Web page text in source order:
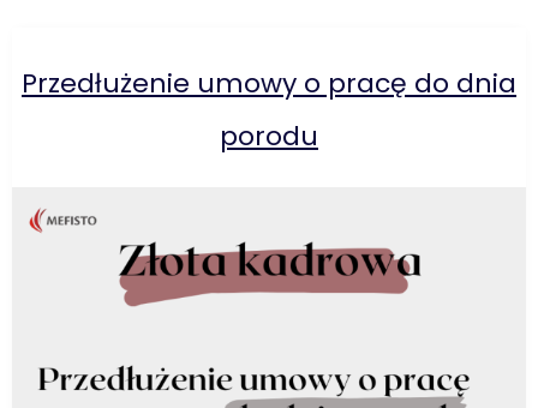
Przedłużenie umowy o pracę do dnia
porodu